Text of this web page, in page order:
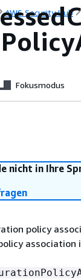
AWS Security Hub
Fokusmodus
nicht in Ihre
policy